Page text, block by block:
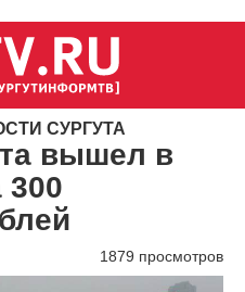
СУРГУТА
вышел в
300
1879 просмотров